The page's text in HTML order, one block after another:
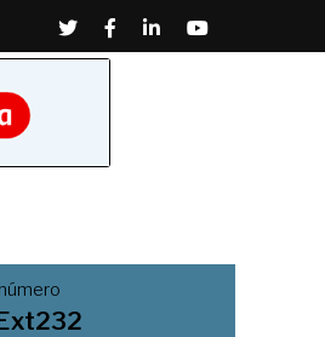
TwitterFacebook
LinkedinYoutube